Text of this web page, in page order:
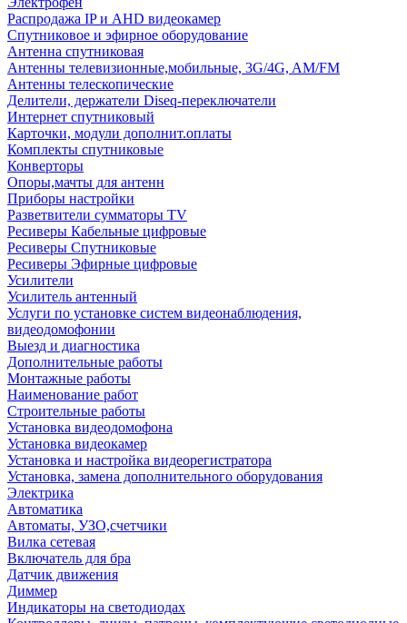
Распродажа IP и AHD видеокамер
Спутниковое и эфирное оборудование
Антенна спутниковая
Антенны телевизионные,мобильные, 3G/4G, AM/FM
Антенны телескопические
Делители, держатели Diseq-переключатели
Интернет спутниковый
Карточки, модули дополнит.оплаты
Комплекты спутниковые
Конверторы
Опоры,мачты для антенн
Приборы настройки
Разветвители сумматоры TV
Ресиверы Кабельные цифровые
Ресиверы Спутниковые
Ресиверы Эфирные цифровые
Усилители
Усилитель антенный
Услуги по установке систем видеонаблюдения,
видеодомофонии
Выезд и диагностика
Дополнительные работы
Монтажные работы
Наименование работ
Строительные работы
Установка видеодомофона
Установка видеокамер
Установка и настройка видеорегистратора
Установка, замена дополнительного оборудования
Электрика
Автоматика
Автоматы, УЗО,счетчики
Вилка сетевая
Включатель для бра
Датчик движения
Диммер
Индикаторы на светодиодах